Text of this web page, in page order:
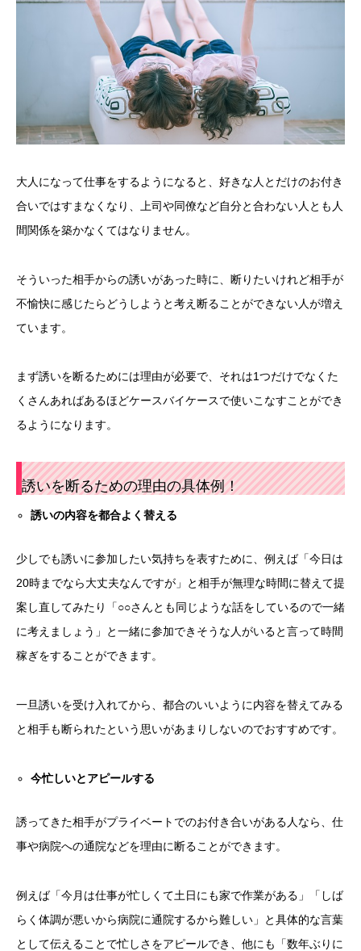
大人になって仕事をするようになると、好きな人とだけのお付き
合いではすまなくなり、上司や同僚など自分と合わない人とも人
間関係を築かなくてはなりません。
そういった相手からの誘いがあった時に、断りたいけれど相手が
不愉快に感じたらどうしようと考え断ることができない人が増え
ています。
まず誘いを断るためには理由が必要で、それは1つだけでなくた
くさんあればあるほどケースバイケースで使いこなすことができ
るようになります。
誘いを断るための理由の具体例！
誘いの内容を都合よく替える
少しでも誘いに参加したい気持ちを表すために、例えば「今日は
20時までなら大丈夫なんですが」と相手が無理な時間に替えて提
案し直してみたり「○○さんとも同じような話をしているので一緒
に考えましょう」と一緒に参加できそうな人がいると言って時間
稼ぎをすることができます。
一旦誘いを受け入れてから、都合のいいように内容を替えてみる
と相手も断られたという思いがあまりしないのでおすすめです。
今忙しいとアピールする
誘ってきた相手がプライベートでのお付き合いがある人なら、仕
事や病院への通院などを理由に断ることができます。
例えば「今月は仕事が忙しくて土日にも家で作業がある」「しば
らく体調が悪いから病院に通院するから難しい」と具体的な言葉
として伝えることで忙しさをアピールでき、他にも「数年ぶりに